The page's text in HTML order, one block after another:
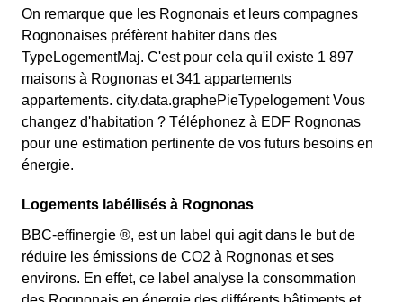
On remarque que les Rognonais et leurs compagnes
Rognonaises préfèrent habiter dans des
TypeLogementMaj. C'est pour cela qu'il existe 1 897
maisons à Rognonas et 341 appartements
appartements. city.data.graphePieTypelogement Vous
changez d'habitation ? Téléphonez à EDF Rognonas
pour une estimation pertinente de vos futurs besoins en
énergie.
Logements labéllisés à Rognonas
BBC-effinergie ®, est un label qui agit dans le but de
réduire les émissions de CO2 à Rognonas et ses
environs. En effet, ce label analyse la consommation